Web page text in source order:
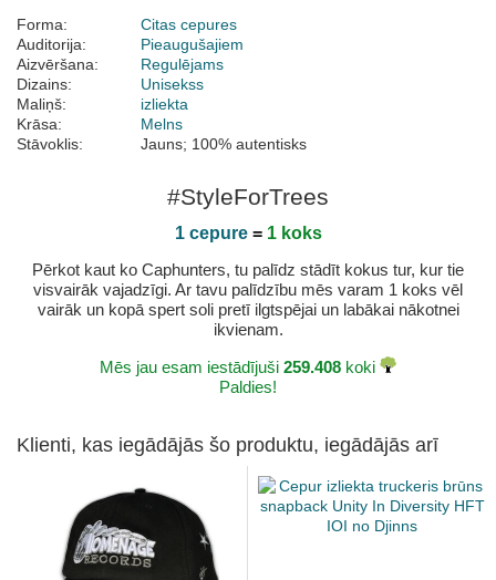
Forma:
Citas cepures
Auditorija:
Pieaugušajiem
Aizvēršana:
Regulējams
Dizains:
Unisekss
Maliņš:
izliekta
Krāsa:
Melns
Stāvoklis:
Jauns; 100% autentisks
#StyleForTrees
1 cepure= 1 koks
Pērkot kaut ko Caphunters, tu palīdz stādīt kokus tur, kur tie
visvairāk vajadzīgi. Ar tavu palīdzību mēs varam 1 koks vēl
vairāk un kopā spert soli pretī ilgtspējai un labākai nākotnei
ikvienam.
Mēs jau esam iestādījuši 259.408 koki
Paldies!
Klienti, kas iegādājās šo produktu, iegādājās arī